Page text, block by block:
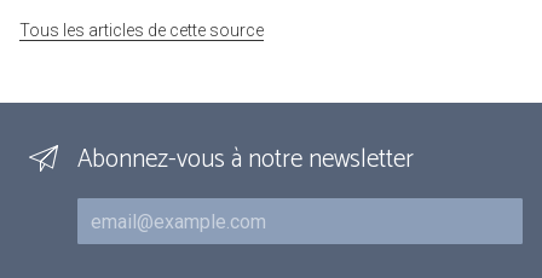
Tous les articles de cette source
Abonnez-vous à notre newsletter
Courriel